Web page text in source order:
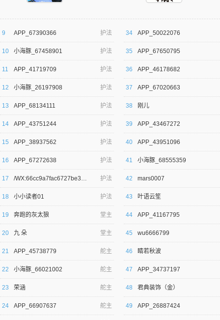
9 APP_67390366 护法
10 小海豚_67458901 护法
11 APP_41719709 护法
12 小海豚_26197908 护法
13 APP_68134111 护法
14 APP_43751244 护法
15 APP_38937562 护法
16 APP_67272638 护法
17 /WX:66cc9a7fac6727be35cbd84fc2 护法
18 小小读者01 护法
19 奔跑的灰太狼 堂主
20 九 朵 堂主
21 APP_45738779 舵主
22 小海豚_66021002 舵主
23 荣涵 舵主
24 APP_66907637 舵主
34 APP_50022076
35 APP_67650795
36 APP_46178682
37 APP_67020663
38 刚儿
39 APP_43467272
40 APP_43951096
41 小海豚_68555359
42 mars0007
43 叶语云笙
44 APP_41167795
45 wu6666799
46 睛若秋波
47 APP_34737197
48 君典装饰（金）
49 APP_26887424